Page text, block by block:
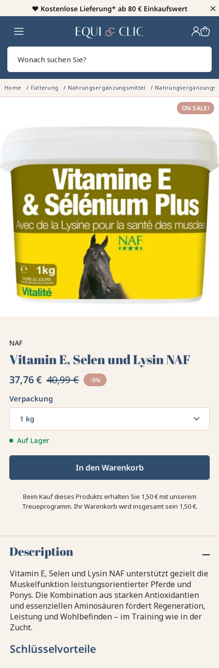
♥️ Kostenlose Lieferung* ab 80 € Einkaufswert ×
Heim
Home Fütterung Nahrungsergänzungsmittel
ON SALE!
NAF
Vitamin E, Selen und Lysin NAF
37,76 € 40,99 € -8%
Verpackung
1 kg
Auf Lager
In den Warenkorb
Beim Kauf dieses Produkts erhalten Sie 1,50 €mit unserem
Treueprogramm. Ihr Warenkorb wird insgesamt sein 1,50 €.
Description
Vitamin E, Selen und Lysin NAF unterstützt gezielt die
Muskelfunktion leistungsorientierter Pferde und
Ponys. Die Kombination aus starken Antioxidantien
und essenziellen Aminosäuren fördert Regeneration,
Leistung und Wohlbefinden – im Training wie in der
Zucht.
Schlüsselvorteile